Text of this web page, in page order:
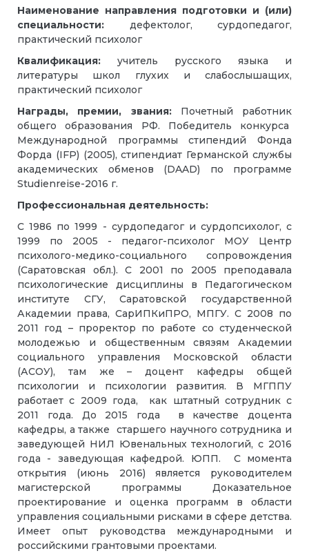
Наименование направления подготовки и (или)
специальности: дефектолог, сурдопедагог,
практический психолог
Квалификация: учитель русского языка и
литературы школ глухих и слабослышащих,
практический психолог
Награды, премии, звания:Почетный работник
общего образования РФ. Победитель конкурса
Международной программы стипендий Фонда
Форда (IFP) (2005), стипендиат Германской службы
академических обменов (DAAD) по программе
Studienreise-2016 г.
Профессиональная деятельность:
С 1986 по 1999 - сурдопедагог и сурдопсихолог, с
1999 по 2005 - педагог-психолог МОУ Центр
психолого-медико-социального сопровождения
(Саратовская обл.). С 2001 по 2005 преподавала
психологические дисциплины в Педагогическом
институте СГУ, Саратовской государственной
Академии права, СарИПКиПРО, МПГУ. С 2008 по
2011 год – проректор по работе со студенческой
молодежью и общественным связям Академии
социального управления Московской области
(АСОУ), там же – доцент кафедры общей
психологии и психологии развития. В МГППУ
работает с 2009 года, как штатный сотрудник с
2011 года. До 2015 года в качестве доцента
кафедры, а также старшего научного сотрудника и
заведующей НИЛ Ювенальных технологий, с 2016
года - заведующая кафедрой. ЮПП. С момента
открытия (июнь 2016) является руководителем
магистерской программы Доказательное
проектирование и оценка программ в области
управления социальными рисками в сфере детства.
Имеет опыт руководства международными и
российскими грантовыми проектами.